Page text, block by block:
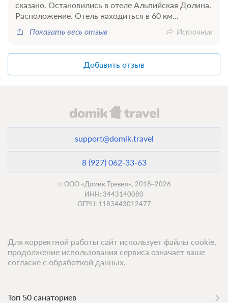
сказано. Остановились в отеле Альпийская Долина.
Расположение. Отель находиться в 60 км...
Показать весь отзыв
Источник
Добавить отзыв
support@domik.travel
8 (927) 062-33-63
© ООО «Домик Тревел», 2018–2026
ИНН: 3443140080
ОГРН: 1183443012477
Топ 50 санаториев
Для корректной работы сайт использует файлы cookie,
продолжение использования сервиса означает ваше
согласие с обработкой данных.